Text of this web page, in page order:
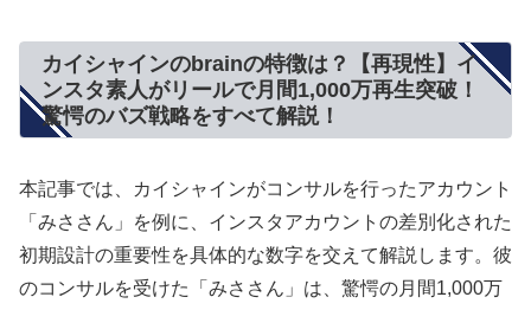
カイシャインのbrainの特徴は？【再現性】イ
ンスタ素人がリールで月間1,000万再生突破！
驚愕のバズ戦略をすべて解説！
本記事では、カイシャインがコンサルを行ったアカウント
「みささん」を例に、インスタアカウントの差別化された
初期設計の重要性を具体的な数字を交えて解説します。彼
のコンサルを受けた「みささん」は、驚愕の月間1,000万